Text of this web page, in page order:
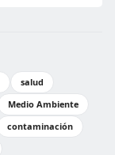
salud
Medio Ambiente
contaminación